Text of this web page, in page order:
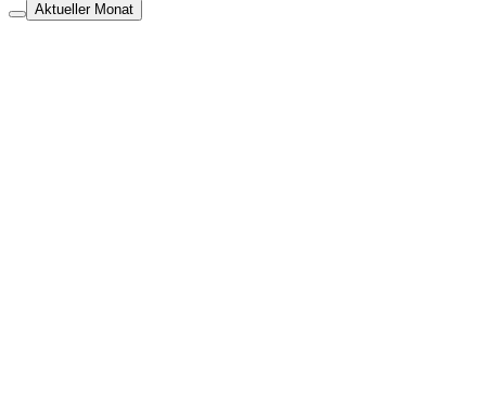
Aktueller Monat